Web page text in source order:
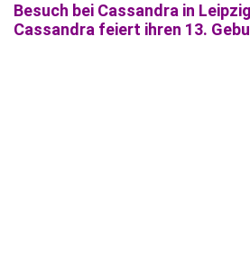
Besuch bei Cassandra in
Cassandra feiert ihren 13.